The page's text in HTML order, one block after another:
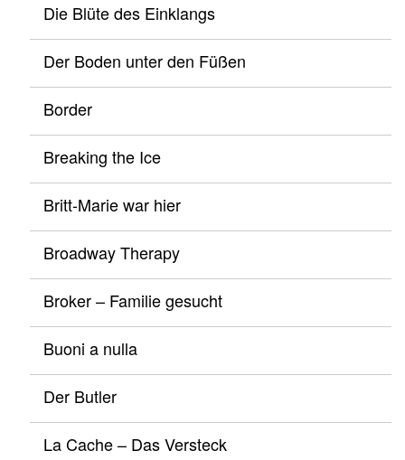
Die Blüte des Einklangs
Der Boden unter den Füßen
Border
Breaking the Ice
Britt-Marie war hier
Broadway Therapy
Broker – Familie gesucht
Buoni a nulla
Der Butler
La Cache – Das Versteck